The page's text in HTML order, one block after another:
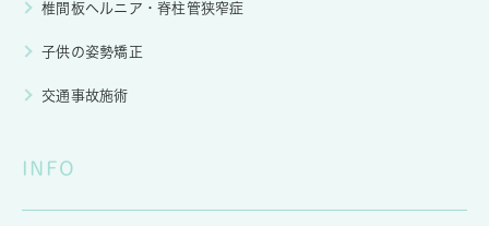
椎間板ヘルニア・脊柱管狭窄症
子供の姿勢矯正
交通事故施術
INFO